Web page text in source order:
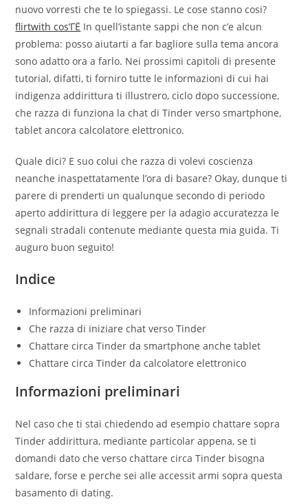
nuovo vorresti che te lo spiegassi. Le cose stanno cosi?
flirtwith cos’ГЁ In quell’istante sappi che non c’e alcun
problema: posso aiutarti a far bagliore sulla tema ancora
sono adatto ora a farlo. Nei prossimi capitoli di presente
tutorial, difatti, ti forniro tutte le informazioni di cui hai
indigenza addirittura ti illustrero, ciclo dopo successione,
che razza di funziona la chat di Tinder verso smartphone,
tablet ancora calcolatore elettronico.
Quale dici? E suo colui che razza di volevi coscienza
neanche inaspettatamente l’ora di basare? Okay, dunque ti
parere di prenderti un qualunque secondo di periodo
aperto addirittura di leggere per la adagio accuratezza le
segnali stradali contenute mediante questa mia guida. Ti
auguro buon seguito!
Indice
Informazioni preliminari
Che razza di iniziare chat verso Tinder
Chattare circa Tinder da smartphone anche tablet
Chattare circa Tinder da calcolatore elettronico
Informazioni preliminari
Nel caso che ti stai chiedendo ad esempio chattare sopra
Tinder addirittura, mediante particolar appena, se ti
domandi dato che verso chattare circa Tinder bisogna
saldare, forse e perche sei alle accessit armi sopra questa
basamento di dating.